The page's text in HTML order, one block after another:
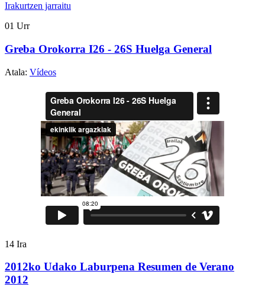
Irakurtzen jarraitu
01 Urr
Greba Orokorra I26 - 26S Huelga General
Atala: Vídeos
14 Ira
2012ko Udako Laburpena Resumen de Verano
2012